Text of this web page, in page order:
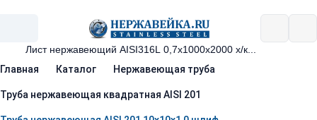
Главная Каталог Нержавеющая труба
Труба нержавеющая квадратная AISI 201